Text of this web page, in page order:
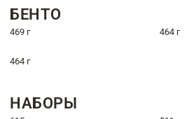
БЕНТО
469 г 464 г
464 г
НАБОРЫ